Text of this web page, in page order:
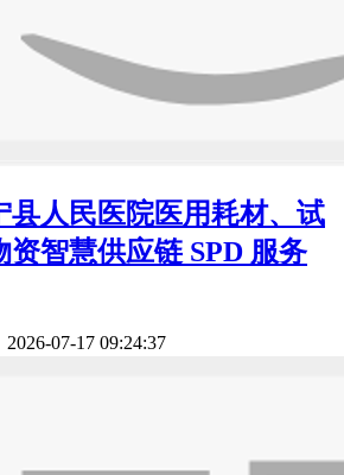
县人民医院医用耗材、试
资智慧供应链 SPD 服务
07-17 09:24:37